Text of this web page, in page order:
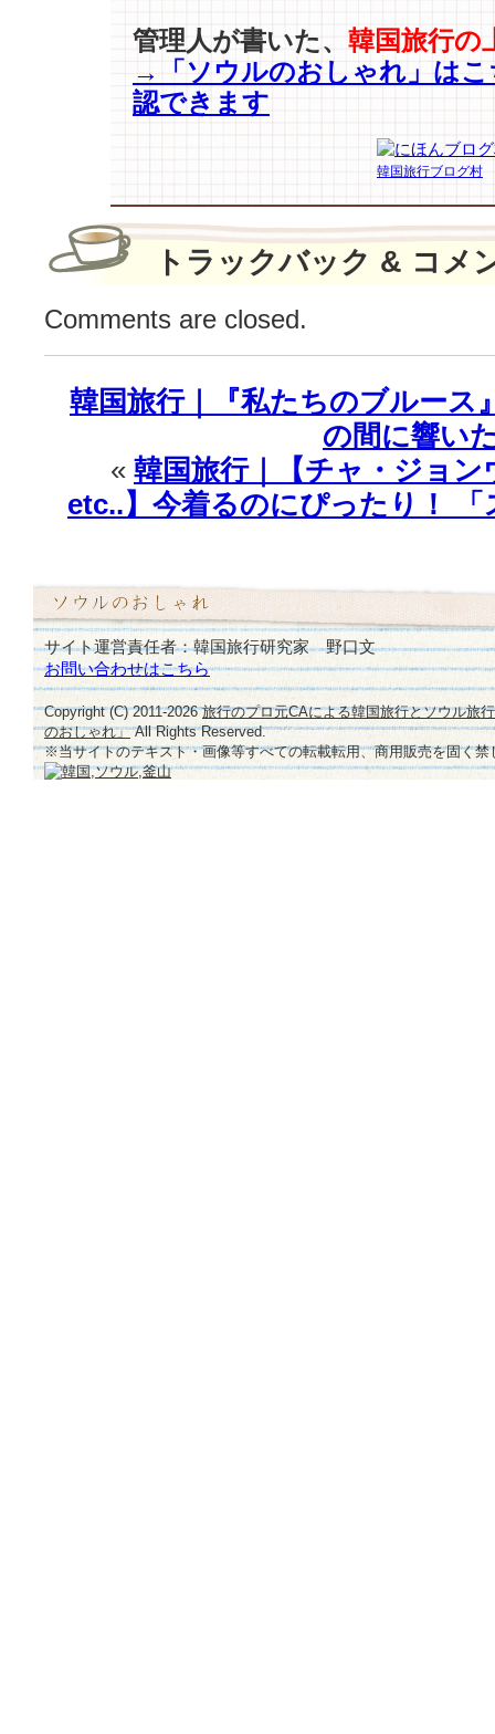
ン
–
パ
ジ
フ
ァ
ン
チ
ジ
ュ
ン】
「現
共
導
父
親
た
♪
管理人が書いた、 韓国旅行の
→「ソウルのおしゃれ」はこ
認できます
韓国旅行ブログ村
トラックバック & コメ
Comments are closed.
韓国旅行｜『私たちのブルース
の間に響い
« 韓国旅行｜【チャ・ジョ
etc..】今着るのにぴったり！
サイト運営責任者：韓国旅行研究家 野口文
お問い合わせはこちら
Copyright (C) 2011-2026旅行のプロ元CAによる韓国旅行とソウル旅
のおしゃれ」All Rights Reserved.
※当サイトのテキスト・画像等すべての転載転用、商用販売を固く禁